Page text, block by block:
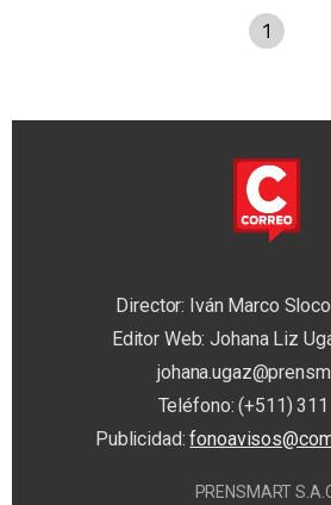
1
Director: Iván Marco
Editor Web: Johana Liz
Teléfono: (+511)
Publicidad:
PRENSMART